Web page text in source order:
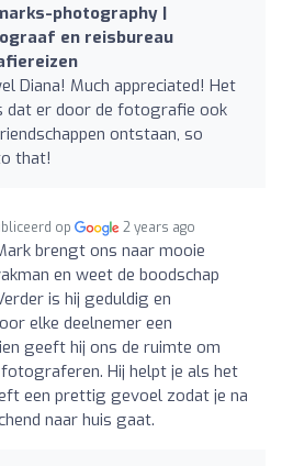
photography |
en reisbureau
Diana! Much appreciated! Het
dat er door de fotografie ook
ontstaan, so
that!
op 2 years ago
brengt ons naar mooie
en weet de boodschap
is hij geduldig en
elke deelnemer een
geeft hij ons de ruimte om
Hij helpt je als het
een prettig gevoel zodat je na
naar huis gaat.